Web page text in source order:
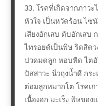
33. โรคที่เกิดจากภาว
หัวใจ เป็นหวัดร้อน ไซ
เสียงอักเสบ ตับอักเสบ
ไทรอยด์เป็นพิษ ริดสีด
ปวดมดลูก หอบหืด ไตอั
ปัสสาวะ นิ่วถุงน้ำดี กระ
ต่อมลูกหมากโต โรคเ
เนื้องอก มะเร็ง พิษขอ